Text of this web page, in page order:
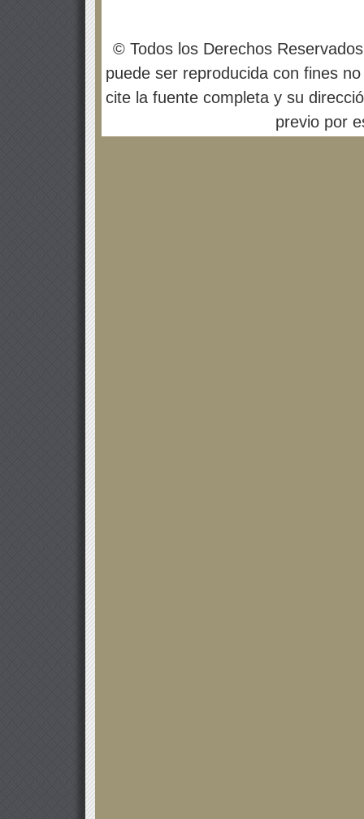
© Todos los Derechos
puede ser reproducida con fines
cite la fuente completa y su
previo por